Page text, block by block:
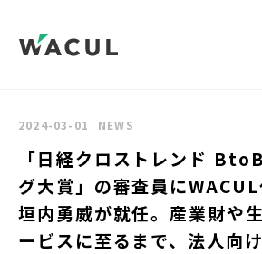
2024-03-01 NEWS
「日経クロストレンド
グ大賞」の審査員に
垣内勇威が就任。産業財や
ービスに至るまで、法人向